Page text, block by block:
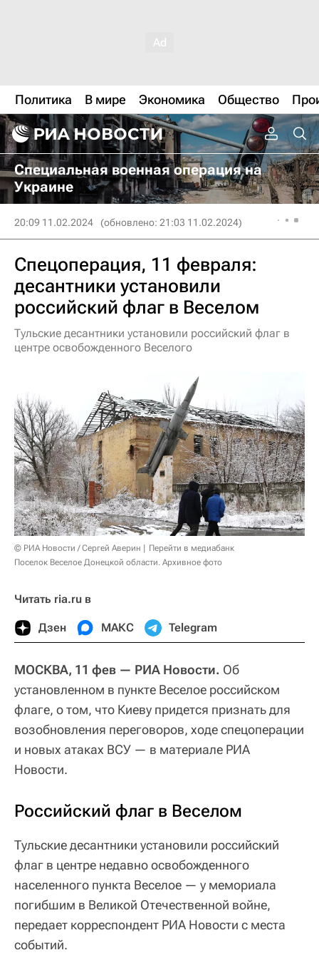
Политика В мире Экономика Общество
Специальная военная операция на
Украине
20:09 11.02.2024 (обновлено: 21:03 11.02.2024)
Спецоперация, 11 февраля:
десантники установили
российский флаг в Веселом
Тульские десантники установили российский флаг в
центре освобожденного Веселого
© РИА Новости / Сергей Аверин
Перейти в медиабанк
Поселок Веселое Донецкой области. Архивное фото
Читать ria.ru в
Дзен МАКС Telegram
МОСКВА, 11 фев — РИА Новости. Об
установленном в пункте Веселое российском
флаге, о том, что Киеву придется признать для
возобновления переговоров, ходе спецоперации
и новых атаках ВСУ — в материале РИА
Новости.
Российский флаг в Веселом
Тульские десантники установили российский
флаг в центре недавно освобожденного
населенного пункта Веселое — у мемориала
погибшим в Великой Отечественной войне,
передает корреспондент РИА Новости с места
событий.